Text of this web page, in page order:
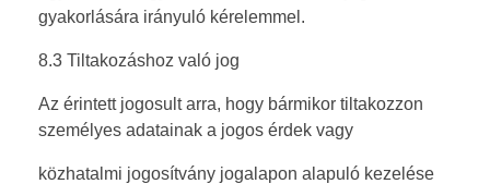
gyakorlására irányuló kérelemmel.
8.3 Tiltakozáshoz való jog
Az érintett jogosult arra, hogy bármikor tiltakozzon
személyes adatainak a jogos érdek vagy
közhatalmi jogosítvány jogalapon alapuló kezelése